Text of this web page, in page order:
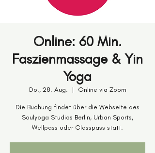
Online: 60 Min.
Faszienmassage & Yin
Yoga
Do., 28. Aug.
  |
Online via Zoom
Die Buchung findet über die Webseite des
Soulyoga Studios Berlin, Urban Sports,
Wellpass oder Classpass statt.